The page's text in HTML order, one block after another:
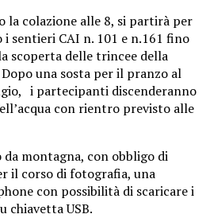
la colazione alle 8, si partirà per
i sentieri CAI n. 101 e n.161 fino
scoperta delle trincee della
una sosta per il pranzo al
i partecipanti discenderanno
con rientro previsto alle
montagna, con obbligo di
il corso di fotografia, una
con possibilità di scaricare i
chiavetta USB.